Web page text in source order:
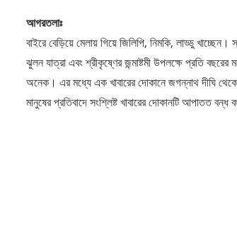
আগরতলাঃ
বাইরে বেড়িয়ে মেলায় গিয়ে জিলিপি, নিমকি, লাড্ডু
ঝুলন যাত্রা এবং শ্রীকৃষ্ণের জন্মাষ্টমী উপলক্ষে প্রতি
অনেক। এর মধ্যে এক খাবারের দোকানে জগন্নাথ দীঘি
মানুষের প্রতিবাদে সংশ্লিষ্ট খাবারের দোকানটি আপাতত বন্ধ